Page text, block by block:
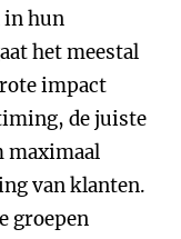
in hun
het meestal
impact
de juiste
maximaal
van klanten.
groepen